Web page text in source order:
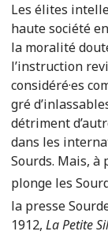
Les élites
haute société
la moralité
l’instruction
considéré·es
gré
détriment
dans les
Sourds. Mais, à
plonge les
la presse
1912, La Petite